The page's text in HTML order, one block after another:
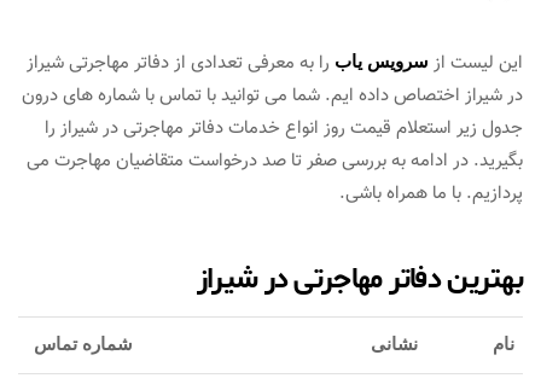
این لیست از سرویس یاب را به معرفی تعدادی از دفاتر مهاجرتی شیراز
در شیراز اختصاص داده ایم. شما می توانید با تماس با شماره های درون
جدول زیر استعلام قیمت روز انواع خدمات دفاتر مهاجرتی در شیراز را
بگیرید. در ادامه به بررسی صفر تا صد درخواست متقاضیان مهاجرت می
پردازیم. با ما همراه باشی.
بهترین دفاتر مهاجرتی در شیراز
نام نشانی شماره تماس